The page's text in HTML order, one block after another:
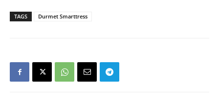
TAGS Durmet Smarttress